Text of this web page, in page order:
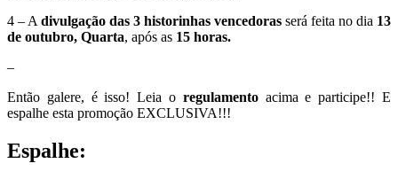
4 – A divulgação das 3 historinhas vencedoras será feita no dia 13
de outubro, Quarta, após as 15 horas.
–
Então galere, é isso! Leia o regulamentoacima e participe!! E
espalhe esta promoção EXCLUSIVA!!!
Espalhe: